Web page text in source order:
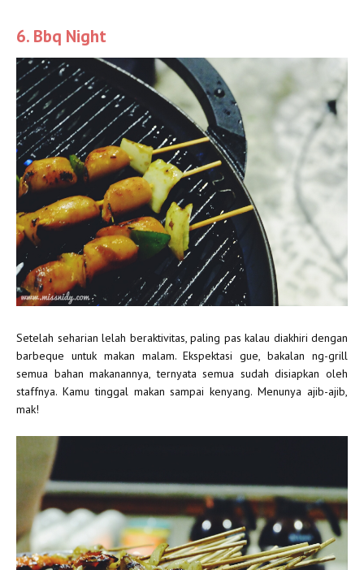
6. Bbq Night
Setelah seharian lelah beraktivitas, paling pas kalau diakhiri dengan
barbeque untuk makan malam. Ekspektasi gue, bakalan ng-grill
semua bahan makanannya, ternyata semua sudah disiapkan oleh
staffnya. Kamu tinggal makan sampai kenyang. Menunya ajib-ajib,
mak!